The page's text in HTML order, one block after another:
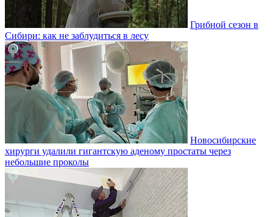
Грибной сезон в
Сибири: как не заблудиться в лесу
Новосибирские
хирурги удалили гигантскую аденому простаты через
небольшие проколы